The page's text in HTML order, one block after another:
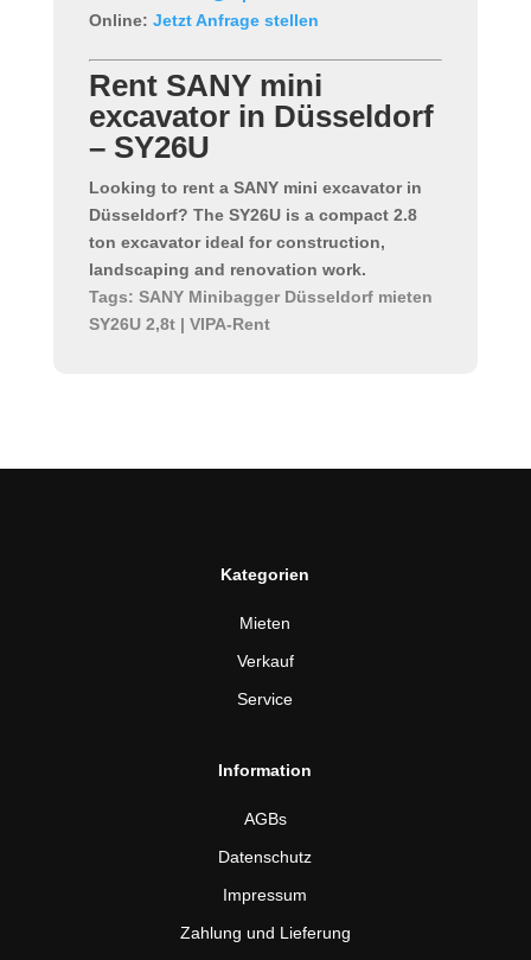
Online: Jetzt Anfrage stellen
Rent SANY mini
excavator in Düsseldorf
– SY26U
Looking to rent a SANY mini excavator in
Düsseldorf? The SY26U is a compact 2.8
ton excavator ideal for construction,
landscaping and renovation work.
Tags: SANY Minibagger Düsseldorf mieten
SY26U 2,8t | VIPA-Rent
Kategorien
Mieten
Verkauf
Service
Information
AGBs
Datenschutz
Impressum
Zahlung und Lieferung